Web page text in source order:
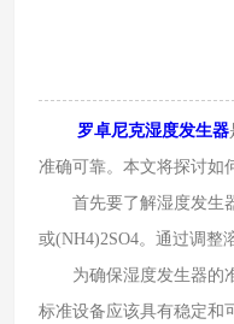
罗卓尼克湿度发生器
准确可靠。本文将探讨如
首先要了解湿度发生器
或(NH4)2SO4。通过调整
为确保湿度发生器的准
标准设备应该具有稳定和